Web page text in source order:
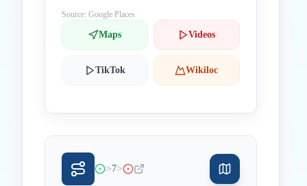
Source: Google Places
Maps Videos
TikTok Wikiloc
>7>